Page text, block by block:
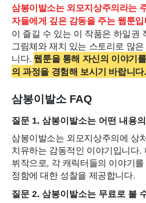
삼봉이발소는 외모지상주의라는
자들에게 깊은 감동을 주는 웹툰
이 즐길 수 있는 이 작품은 하일권
그림체와 재치 있는 스토리로 많
니다. 웹툰을 통해 자신의 이야기
의 과정을 경험해 보시기 바랍니다.
삼봉이발소 FAQ
질문 1. 삼봉이발소는 어떤 내용
삼봉이발소는 외모지상주의에 상
치유하는 감동적인 이야기입니다.
뷔작으로, 각 캐릭터들의 이야기
정함에 대한 성찰을 제공합니다.
질문 2. 삼봉이발소는 무료로 볼